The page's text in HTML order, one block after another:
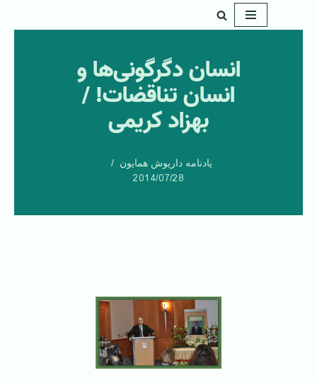
انسان دگرگونی‌ها و
انسان تناقضات! /
بهزاد کریمی
یادنامه داریوش همایون
2014/07/28